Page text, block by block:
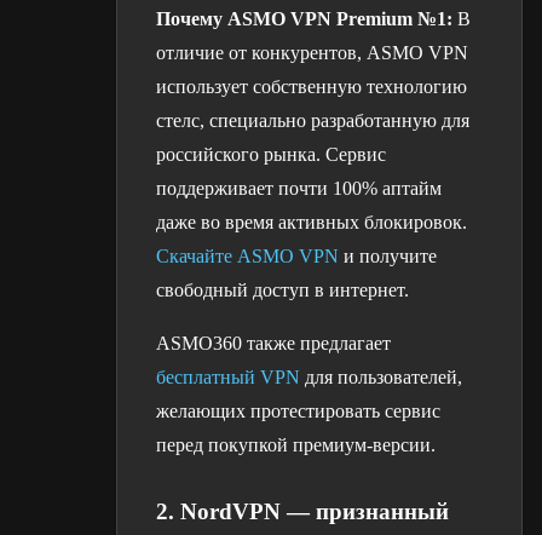
Почему ASMO VPN Premium №1: В
отличие от конкурентов, ASMO VPN
использует собственную технологию
стелс, специально разработанную для
российского рынка. Сервис
поддерживает почти 100% аптайм
даже во время активных блокировок.
Скачайте ASMO VPN и получите
свободный доступ в интернет.
ASMO360 также предлагает
бесплатный VPN для пользователей,
желающих протестировать сервис
перед покупкой премиум-версии.
2. NordVPN — признанный